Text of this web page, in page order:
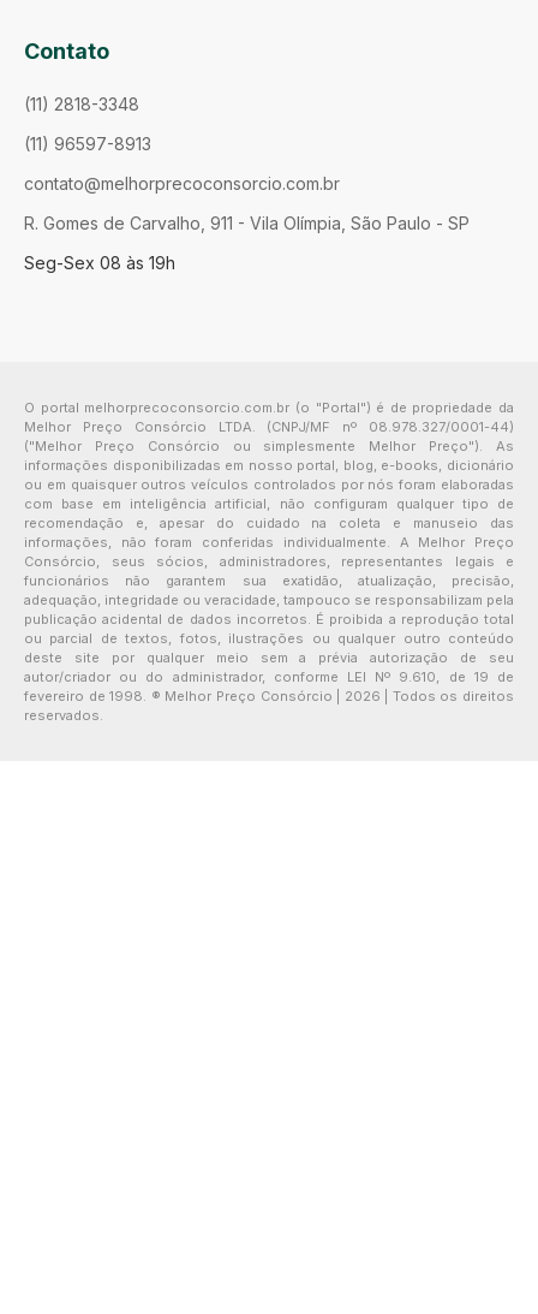
Contato
(11) 2818-3348
(11) 96597-8913
contato@melhorprecoconsorcio.com.br
R. Gomes de Carvalho, 911 - Vila Olímpia, São Paulo - SP
Seg-Sex 08 às 19h
O portal melhorprecoconsorcio.com.br (o "Portal") é de propriedade da
Melhor Preço Consórcio LTDA. (CNPJ/MF nº 08.978.327/0001-44)
("Melhor Preço Consórcio ou simplesmente Melhor Preço"). As
informações disponibilizadas em nosso portal, blog, e-books, dicionário
ou em quaisquer outros veículos controlados por nós foram elaboradas
com base em inteligência artificial, não configuram qualquer tipo de
recomendação e, apesar do cuidado na coleta e manuseio das
informações, não foram conferidas individualmente. A Melhor Preço
Consórcio, seus sócios, administradores, representantes legais e
funcionários não garantem sua exatidão, atualização, precisão,
adequação, integridade ou veracidade, tampouco se responsabilizam pela
publicação acidental de dados incorretos. É proibida a reprodução total
ou parcial de textos, fotos, ilustrações ou qualquer outro conteúdo
deste site por qualquer meio sem a prévia autorização de seu
autor/criador ou do administrador, conforme LEI Nº 9.610, de 19 de
fevereiro de 1998. ® Melhor Preço Consórcio | 2026 | Todos os direitos
reservados.